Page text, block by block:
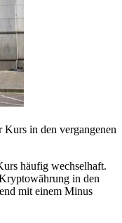
in den vergangenen
häufig wechselhaft.
in den
mit einem Minus